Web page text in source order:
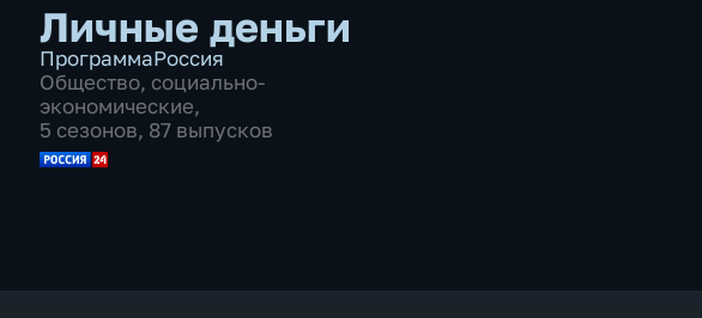
Личные деньги
ПрограммаРоссия
Общество, социально-
экономические,
5 сезонов, 87 выпусков